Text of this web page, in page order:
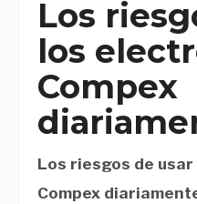
Los
los
Compex
Los riesgos de
Compex